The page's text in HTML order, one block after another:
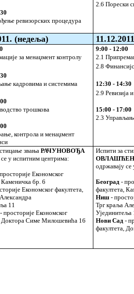
2.6 Порески
ревизорских процедура
(недеља) 11.12
9:00 - 12:00
за менаџмент контролу
2.1
2.8
кадровима и системима
12:30 - 14:30
2.9 Ревизија
трошкова
15:00 - 17:00
2.3
контрола и менаџмент
звањаРАЧУНОВОЂА
у испитним центрима:
Економског
Каменичка бр. 6
Економског факултета,
11
- просторије Економског
Доктора Симе Милошевића 16
Испити за
одржавају
Београд -
факултета,
Ниш -
Трг краља
Ујединитеља
Нови Сад -
факултета,